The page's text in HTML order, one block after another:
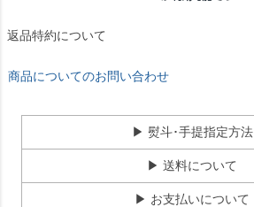
返品特約について
商品についてのお問い合わせ
▶ 熨斗･手提指定方法
▶ 送料について
▶ お支払いについて